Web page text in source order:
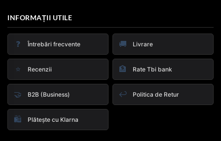
INFORMAȚII UTILE
❓ Întrebări frecvente 🚚 Livrare
⭐ Recenzii 🏦 Rate Tbi bank
🤝 B2B (Business) ↩️ Politica de Retur
🛍️ Plătește cu Klarna